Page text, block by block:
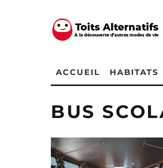
ACCUEIL HABITATS
BUS